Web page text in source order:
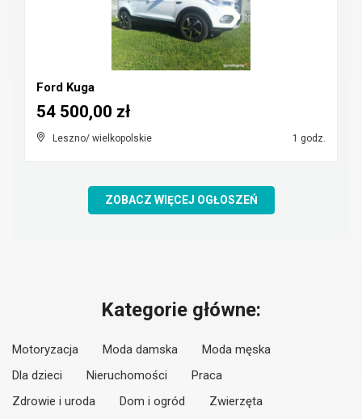
Ford Kuga
Leszno/ wielkopolskie 1 godz.
54 500,00 zł
ZOBACZ WIĘCEJ OGŁOSZEŃ
Kategorie główne:
Motoryzacja Moda damska
Moda męska
Dla dzieci
Nieruchomości
Praca
Zdrowie i uroda
Dom i ogród Zwierzęta